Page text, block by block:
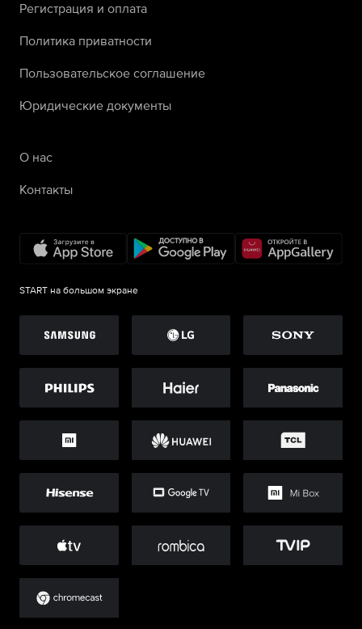
Регистрация и оплата
Политика приватности
Пользовательское соглашение
Юридические документы
О нас
Контакты
START на большом экране